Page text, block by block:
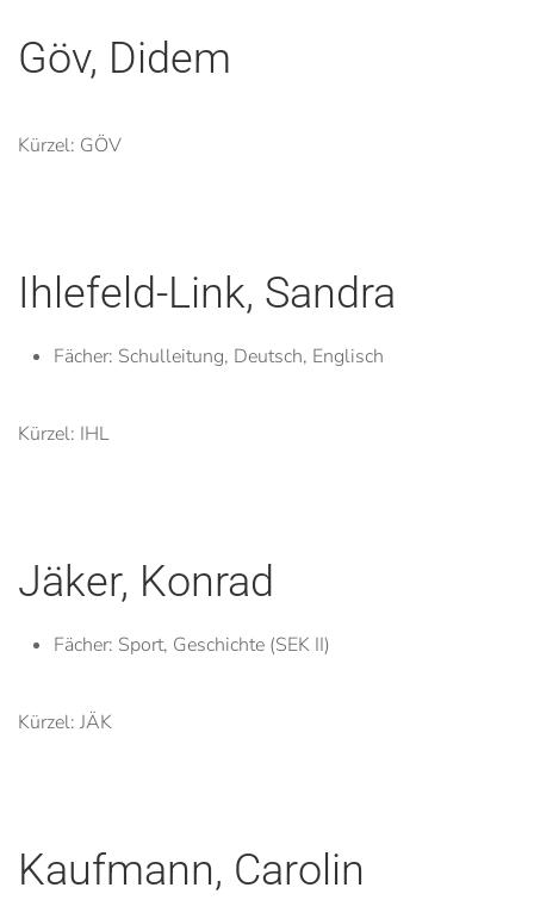
Göv, Didem
Kürzel: GÖV
Ihlefeld-Link, Sandra
Fächer: Schulleitung, Deutsch, Englisch
Kürzel: IHL
Jäker, Konrad
Fächer: Sport, Geschichte (SEK II)
Kürzel: JÄK
Kaufmann, Carolin